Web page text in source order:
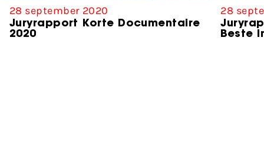
28 september 2020
Juryrapport Korte Documentaire
2020
28
Beste